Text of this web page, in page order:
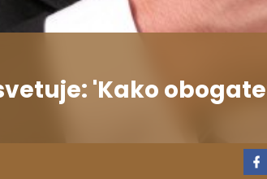
'Kako